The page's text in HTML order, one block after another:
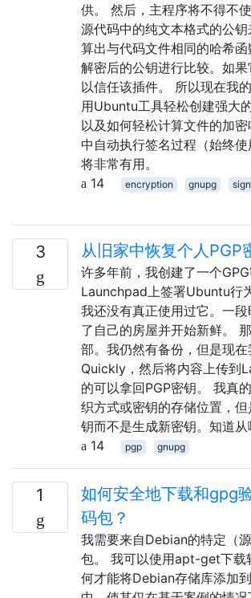
供。 然后，主程序将不得不
源代码中的纯文本格式的公
算出与代码文件相同的哈希
解密后的公钥进行比较。如
以信任该插件。 所以现在我
用Ubuntu工具轻松创建强大
以及如何轻松计算文件的加
中自动执行签名过程（始终使
将非常有用。
14
encryption gnupg
3 从旧家中恢复个人PGP
许多年前，我创建了一个
Launchpad上签署Ubuntu行
我还没有真正使用过它。一
了自己的房屋并开始新鲜。
部。我仍然有备份，但是现
Quickly，然后将内容上传到
的可以拿回PGP密钥。 我真
织方式或密钥的存储位置，
钥而不是生成新密钥。知道从
14
pgp gnupg
1
如何安全地下载和gpg
码包？
我需要来自Debian的特定（
包。 我可以使用apt-get下载
何才能将Debian存储库添加